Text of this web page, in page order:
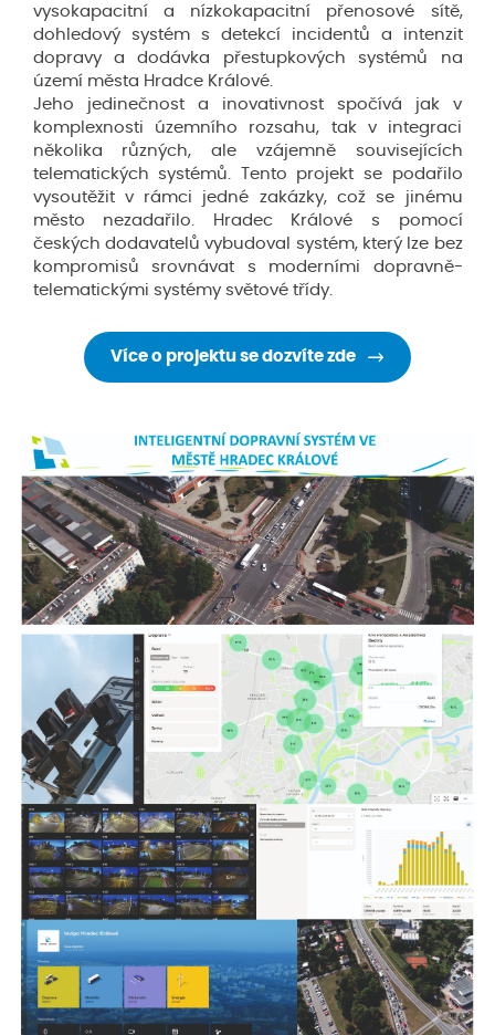
vysokapacitní a nízkokapacitní přenosové sítě,
dohledový systém s detekcí incidentů a intenzit
dopravy a dodávka přestupkových systémů na
území města Hradce Králové.
Jeho jedinečnost a inovativnost spočívá jak v
komplexnosti územního rozsahu, tak v integraci
několika různých, ale vzájemně souvisejících
telematických systémů. Tento projekt se podařilo
vysoutěžit v rámci jedné zakázky, což se jinému
město nezadařilo. Hradec Králové s pomocí
českých dodavatelů vybudoval systém, který lze bez
kompromisů srovnávat s moderními dopravně-
telematickými systémy světové třídy.
Více o projektu se dozvíte zde